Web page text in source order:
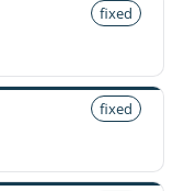
fixed
fixed